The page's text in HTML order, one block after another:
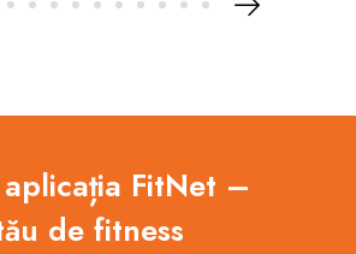
aplicația FitNet –
de fitness